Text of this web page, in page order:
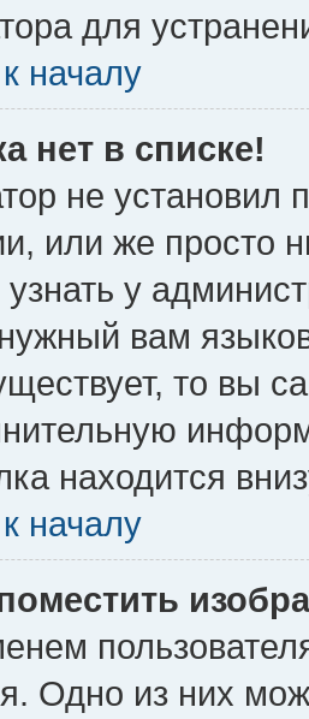
для
началу
нет в списке!
не установил
или же просто
у
вам
то вы
находится
началу
Одно из них